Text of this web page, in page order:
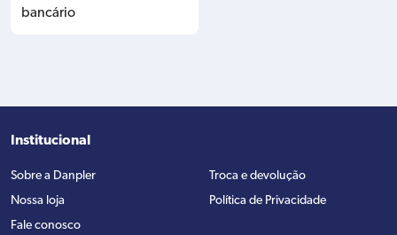
bancário
Institucional
Sobre a Danpler
Nossa loja
Fale conosco
Troca e devolução
Política de Privacidade